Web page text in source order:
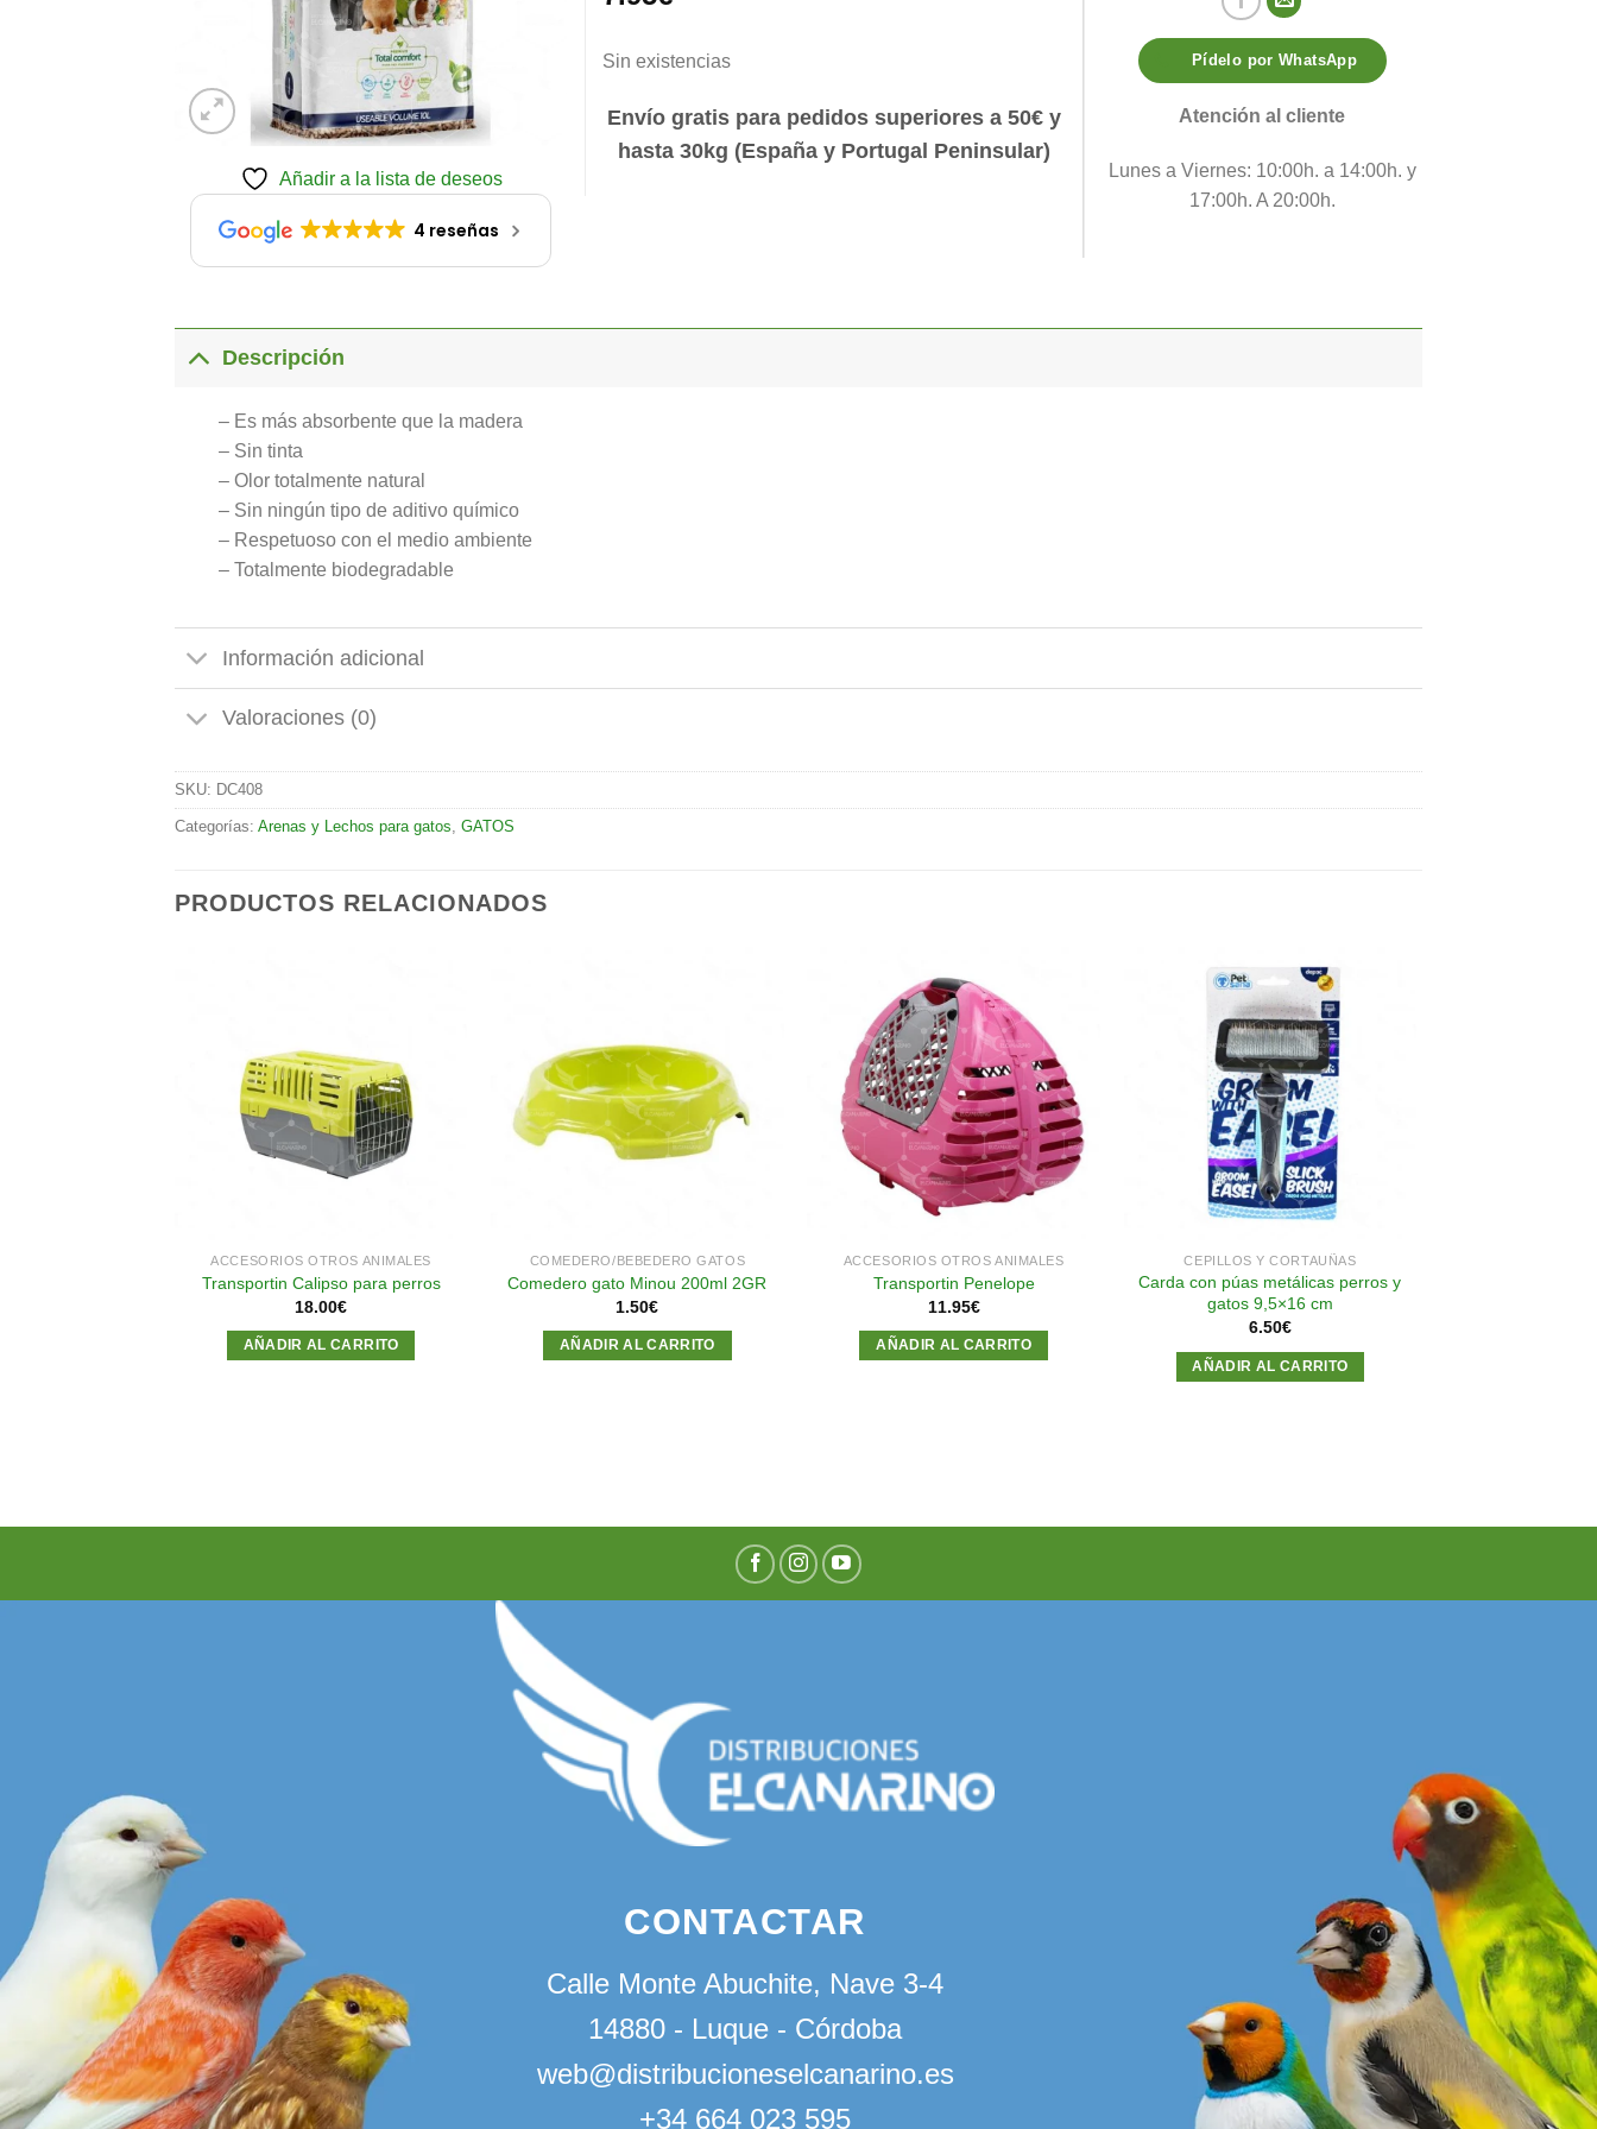
Añadir a la lista de deseos
4 reseñas
Sin existencias
Envío gratis para pedidos superiores a 50€ y
hasta 30kg (España y Portugal Peninsular)
Pídelo por WhatsApp
Atención al cliente
Lunes a Viernes: 10:00h. a 14:00h. y
17:00h. A 20:00h.
Descripción
– Es más absorbente que la madera
– Sin tinta
– Olor totalmente natural
– Sin ningún tipo de aditivo químico
– Respetuoso con el medio ambiente
– Totalmente biodegradable
Información adicional
Valoraciones (0)
SKU: DC408
Categorías: Arenas y Lechos para gatos, GATOS
PRODUCTOS RELACIONADOS
lista de
deseos
ACCESORIOS OTROS ANIMALES
Transportin Calipso para perros
18.00€
AÑADIR AL CARRITO
a la
lista de
deseos
COMEDERO/BEBEDERO GATOS
Comedero gato Minou 200ml 2GR
1.50€
AÑADIR AL CARRITO
Añadir
a la
lista de
deseos
ACCESORIOS OTROS ANIMALES
Transportin Penelope
11.95€
AÑADIR AL CARRITO
CEPILLOS Y CORTAUÑAS
Carda con púas metálicas perros y
gatos 9,5×16 cm
6.50€
AÑADIR AL CARRITO
CONTACTAR
Calle Monte Abuchite, Nave 3-4
14880 - Luque - Córdoba
web@distribucioneselcanarino.es
+34 664 023 595